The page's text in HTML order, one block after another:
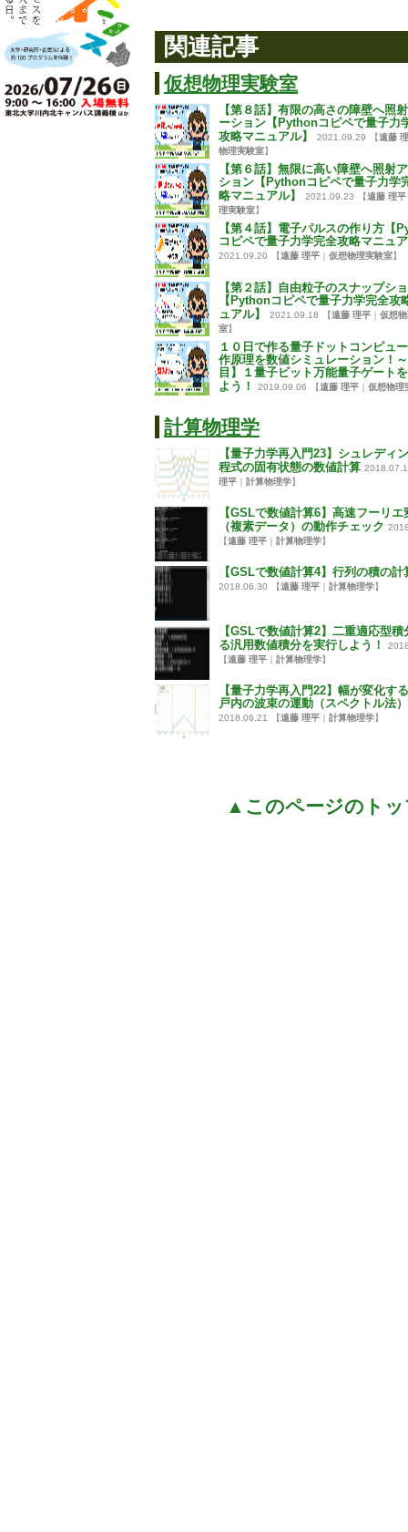
関連記事
仮想物理実験室
【第８話】有限の高さの障壁へ照
ーション【Pythonコピペで量子力
攻略マニュアル】
2021.09.29 【遠藤
物理実験室】
【第６話】無限に高い障壁へ照射
ション【Pythonコピペで量子力学
略マニュアル】
2021.09.23 【遠藤 理平
理実験室】
【第４話】電子パルスの作り方【
コピペで量子力学完全攻略マニュ
2021.09.20 【遠藤 理平 仮想物理実験室】
【第２話】自由粒子のスナップシ
【Pythonコピペで量子力学完全攻
ュアル】
2021.09.18 【遠藤 理平
仮想
室】
１０日で作る量子ドットコンピュ
作原理を数値シミュレーション！
目】１量子ビット万能量子ゲート
よう！
2019.09.06 【遠藤 理平 仮想物理
計算物理学
【量子力学再入門23】シュレディ
程式の固有状態の数値計算
理平
計算物理学】
【GSLで数値計算6】高速フーリエ
（複素データ）の動作チェック
【遠藤 理平 計算物理学】
【GSLで数値計算4】行列の積の計
2018.06.30 【遠藤 理平 計算物理学】
【GSLで数値計算2】二重適応型積
る汎用数値積分を実行しよう！
【遠藤 理平 計算物理学】
【量子力学再入門22】幅が変化す
戸内の波束の運動（スペクトル法）
2018.06.21 【遠藤 理平 計算物理学】
▲このページのトッ